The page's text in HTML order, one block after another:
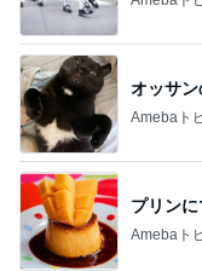
オッサ
Amebaト
プリン
Amebaト